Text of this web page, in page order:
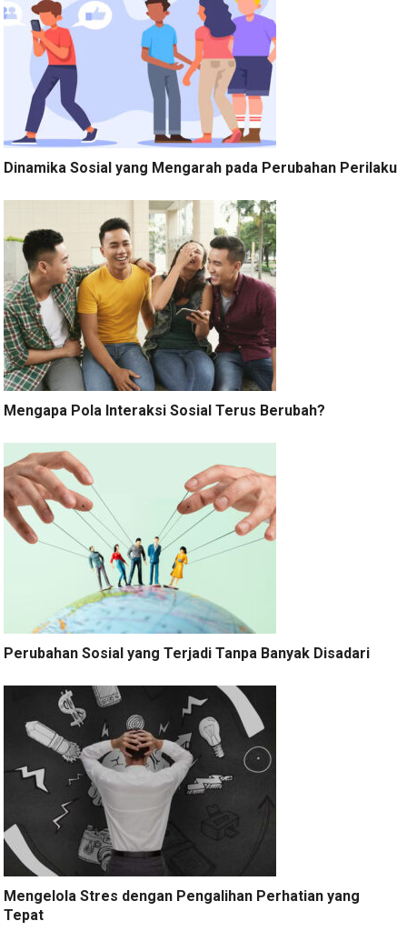
Dinamika Sosial yang Mengarah pada Perubahan Perilaku
Mengapa Pola Interaksi Sosial Terus Berubah?
Perubahan Sosial yang Terjadi Tanpa Banyak Disadari
Mengelola Stres dengan Pengalihan Perhatian yang
Tepat